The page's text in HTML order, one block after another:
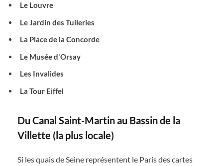
Le Louvre
Le Jardin des Tuileries
La Place de la Concorde
Le Musée d'Orsay
Les Invalides
La Tour Eiffel
Du Canal Saint-Martin au Bassin de la
Villette (la plus locale)
Si les quais de Seine représentent le Paris des cartes